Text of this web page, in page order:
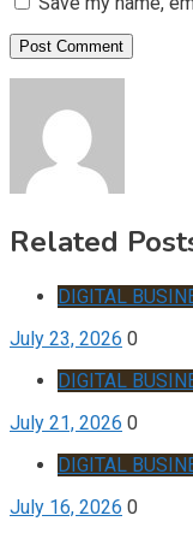
Related
DIGITAL
July 23, 2026 0
DIGITAL
July 21, 2026 0
DIGITAL
July 16, 2026 0